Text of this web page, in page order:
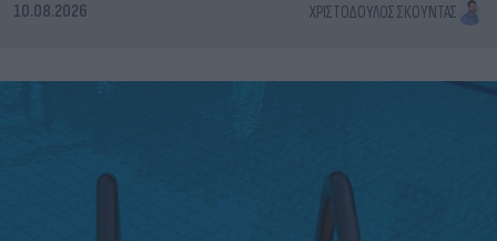
10.08.2026 ΧΡΙΣΤΌΔΟΥΛΟΣ ΣΚΟΎΝΤΑΣ